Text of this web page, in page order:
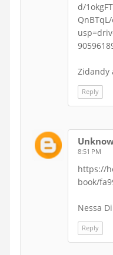
d/
Zidandy
Reply
8:51 PM
https://
book/
Nessa
Reply